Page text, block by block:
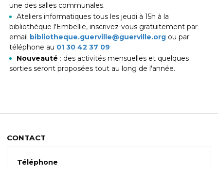
une des salles communales.
Ateliers informatiques tous les jeudi à 15h à la
bibliothèque l'Embellie, inscrivez-vous gratuitement par
email bibliotheque.guerville@guerville.org ou par
téléphone au 01 30 42 37 09
Nouveauté : des activités mensuelles et quelques
sorties seront proposées tout au long de l'année.
CONTACT
Téléphone